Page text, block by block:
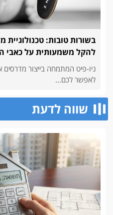
בשורות טובות: טכנולוגיית
להקל משמעותית על כאבי
ניו-פיט המתמחה בייצור
לאפשר לכם...
שווה לדעת